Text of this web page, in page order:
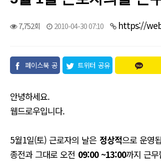
7,752회 2010-04-30 07:10 https://
페이스북 공
트위터 공유
안녕하세요.
웹드로우입니다.
5월1일(토) 근로자의 날은 정상적으로 운영
종전과 그대로 오전 09:00 ~13:00까지 근무